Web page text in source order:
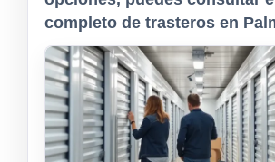
completo de trasteros en